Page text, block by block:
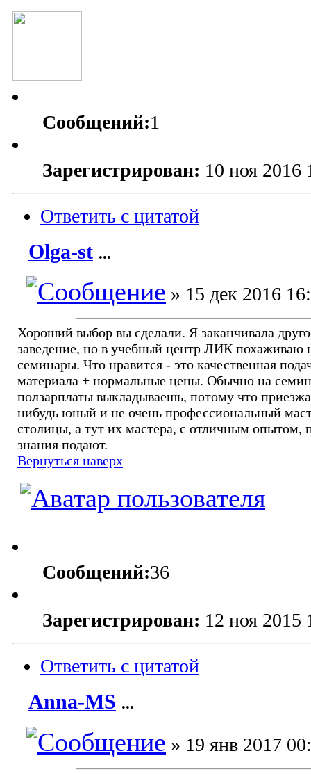
Сообщений:1
Зарегистрирован: 10 ноя 2016
Ответить с цитатой
Olga-st ...
» 15 дек 2016
Хороший выбор вы сделали. Я заканчивала
заведение, но в учебный центр ЛИК похаживаю
семинары. Что нравится - это качественная
материала + нормальные цены. Обычно на
ползарплаты выкладываешь, потому что
нибудь юный и не очень профессиональный
столицы, а тут их мастера, с отличным опытом,
знания подают.
Вернуться наверх
Сообщений:36
Зарегистрирован: 12 ноя 2015
Ответить с цитатой
Anna-MS ...
» 19 янв 2017